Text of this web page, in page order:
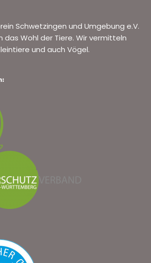
Schwetzingen und Umgebung e.V.
das Wohl der Tiere. Wir vermitteln
und auch Vögel.